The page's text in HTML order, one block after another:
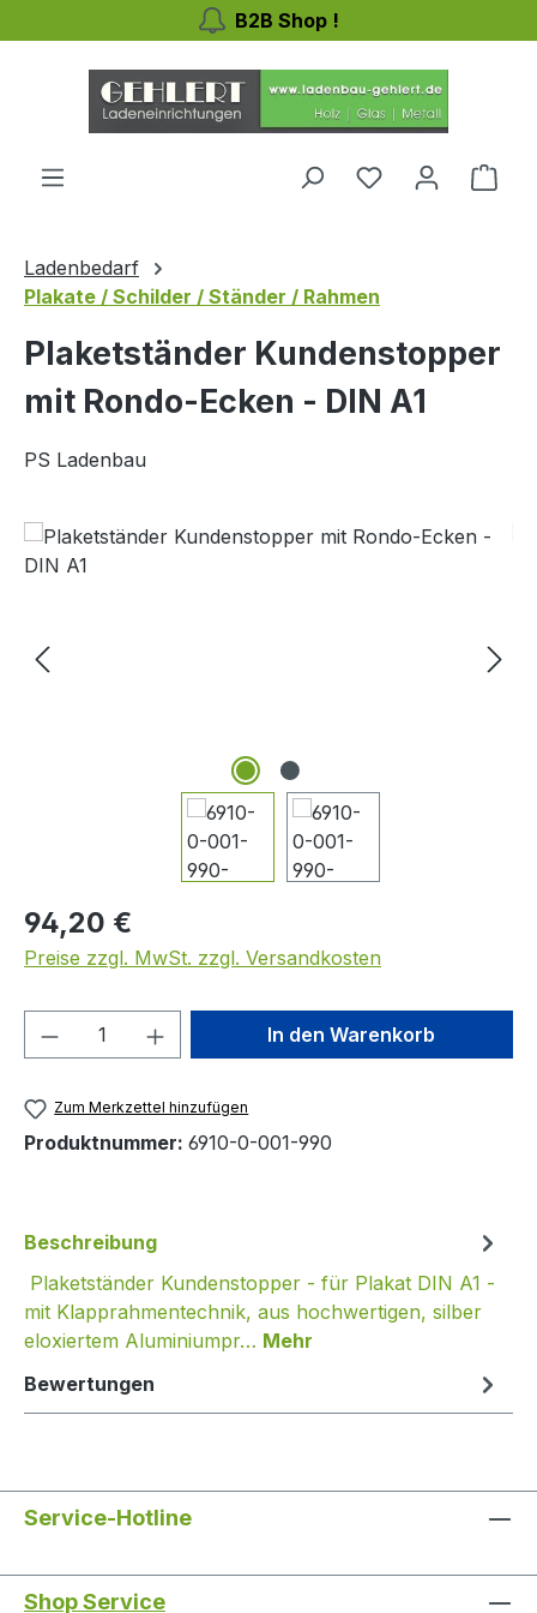
Zum Hauptinhalt springenB2B Shop !
Du hast 0
Ladenbedarf
Plakate / Schilder / Ständer / Rahmen
Plaketständer Kundenstopper
mit Rondo-Ecken - DIN A1
PS Ladenbau
Regulärer Preis:
94,20 €
Preise zzgl. MwSt. zzgl. Versandkosten
Produkt Anzahl: Gib denIn den Warenkorb
Zum Merkzettel hinzufügen
Produktnummer: 6910-0-001-990
Beschreibung
Plaketständer Kundenstopper - für Plakat DIN A1 -
mit Klapprahmentechnik, aus hochwertigen, silber
eloxiertem Aluminiumpr… Mehr
Bewertungen
Service-Hotline
Shop Service